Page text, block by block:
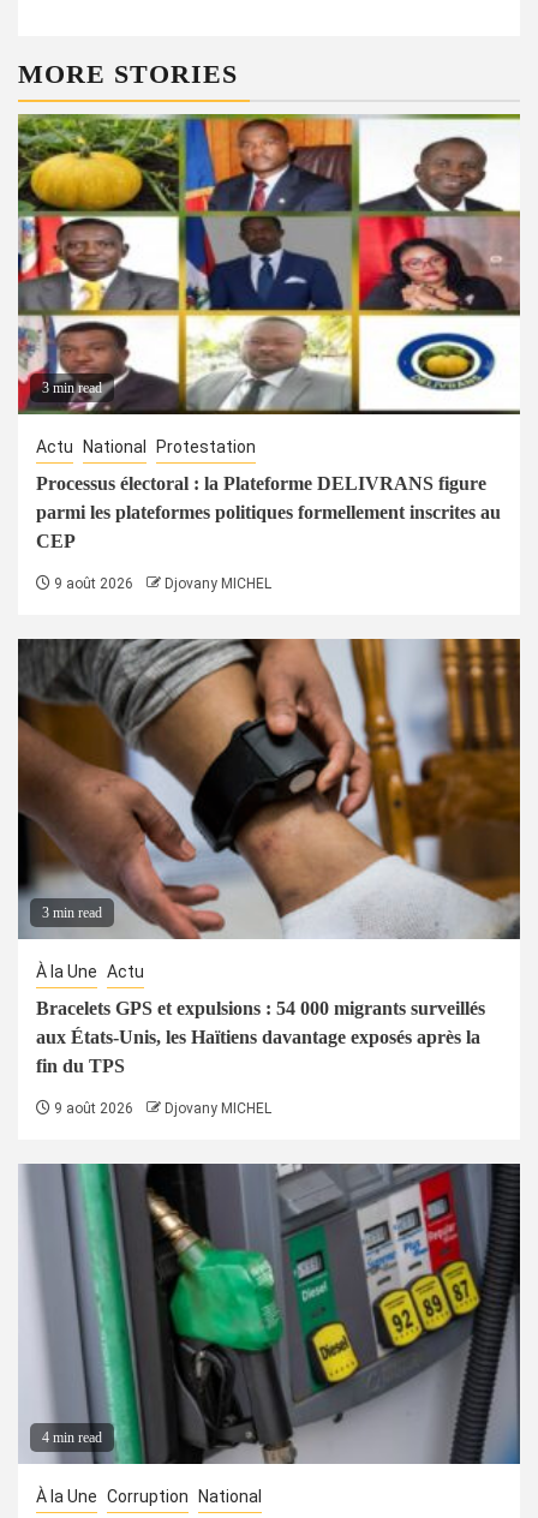
MORE STORIES
3 min read
Actu National Protestation
Processus électoral : la Plateforme DELIVRANS figure
parmi les plateformes politiques formellement inscrites au
CEP
9 août 2026 Djovany MICHEL
3 min read
À la Une Actu
Bracelets GPS et expulsions : 54 000 migrants surveillés
aux États-Unis, les Haïtiens davantage exposés après la
fin du TPS
9 août 2026 Djovany MICHEL
4 min read
À la Une Corruption National